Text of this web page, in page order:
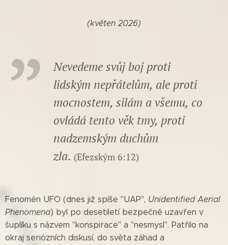
(květen 2026)
Nevedeme svůj boj proti
lidským nepřátelům, ale proti
mocnostem, silám a všemu, co
ovládá tento věk tmy, proti
nadzemským duchům
zla. (Efezským 6:12)
Fenomén UFO (dnes již spíše "UAP", Unidentified Aerial
Phenomena) byl po desetiletí bezpečně uzavřen v
šuplíku s názvem "konspirace" a "nesmysl". Patřilo na
okraj seriózních diskusí, do světa záhad a